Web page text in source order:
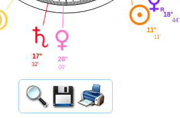
17°
32'
28°
09'
11°
11'
18°
44'